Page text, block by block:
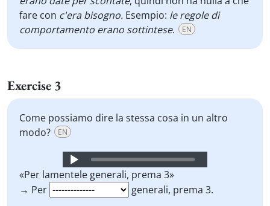
fare con c'era bisogno. Esempio: le regole di
comportamento erano sottintese. EN
Exercise 3
Come possiamo dire la stessa cosa in un altro
modo?
EN
Audio
Player
«Per lamentele generali, prema 3»
→ Per
generali, prema 3.